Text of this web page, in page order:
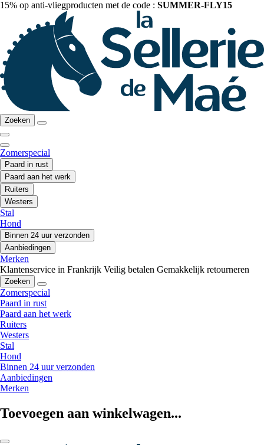
15% op anti-vliegproducten met de code : SUMMER-FLY15
Zoeken
Zomerspecial
Paard in rust
Paard aan het werk
Ruiters
Westers
Stal
Hond
Binnen 24 uur verzonden
Aanbiedingen
Merken
Klantenservice in Frankrijk Veilig betalen Gemakkelijk retourneren
Zoeken
Zomerspecial
Paard in rust
Paard aan het werk
Ruiters
Westers
Stal
Hond
Binnen 24 uur verzonden
Aanbiedingen
Merken
Toevoegen aan winkelwagen...